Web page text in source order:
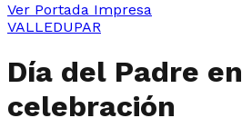
Ver Portada Impresa
VALLEDUPAR
Día del Padre
celebración